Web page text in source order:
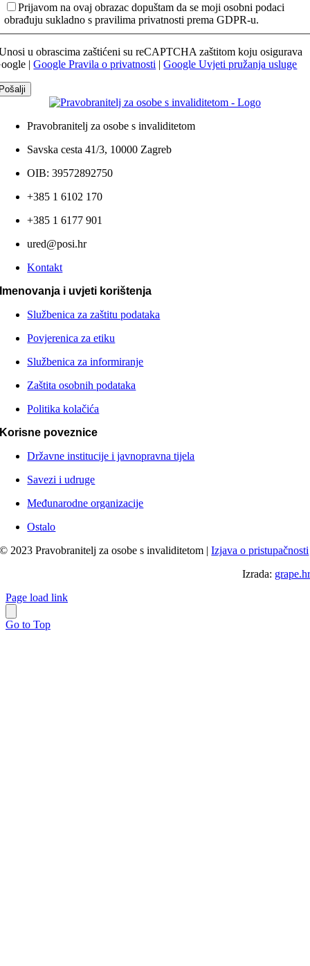
Prijavom na ovaj obrazac dopuštam da se moji osobni podaci
obrađuju sukladno s pravilima privatnosti prema GDPR-u.
u obrascima zaštićeni su reCAPTCHA zaštitom koju osigurava
|Google Pravila o privatnosti |Google Uvjeti pružanja usluge
Pravobranitelj za osobe s invaliditetom
Savska cesta 41/3, 10000 Zagreb
OIB: 39572892750
+385 1 6102 170
+385 1 6177 901
ured@posi.hr
Kontakt
Imenovanja i uvjeti korištenja
Službenica za zaštitu podataka
Povjerenica za etiku
Službenica za informiranje
Zaštita osobnih podataka
Politika kolačića
Korisne poveznice
Državne institucije i javnopravna tijela
Savezi i udruge
Međunarodne organizacije
Ostalo
© 2023 Pravobranitelj za osobe s invaliditetom |Izjava o pristupačnosti
Izrada: grape.hr
Page load link
Go to Top